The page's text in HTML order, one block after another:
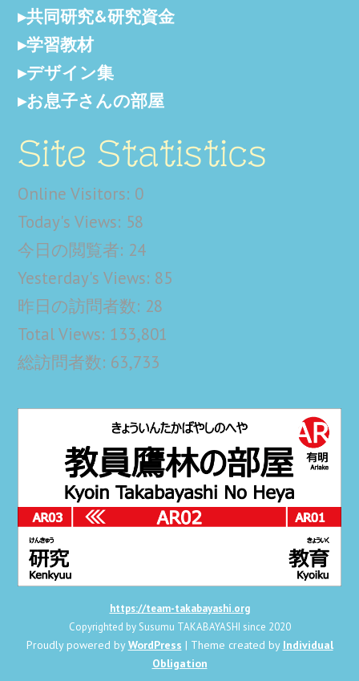
共同研究&研究資金
学習教材
デザイン集
お息子さんの部屋
Site Statistics
Online Visitors: 0
Today's Views: 58
今日の閲覧者: 24
Yesterday's Views: 85
昨日の訪問者数: 28
Total Views: 133,801
総訪問者数: 63,733
https://team-takabayashi.org
Copyrighted by Susumu TAKABAYASHI since 2020
Proudly powered byWordPress | Theme created by Individual
Obligation